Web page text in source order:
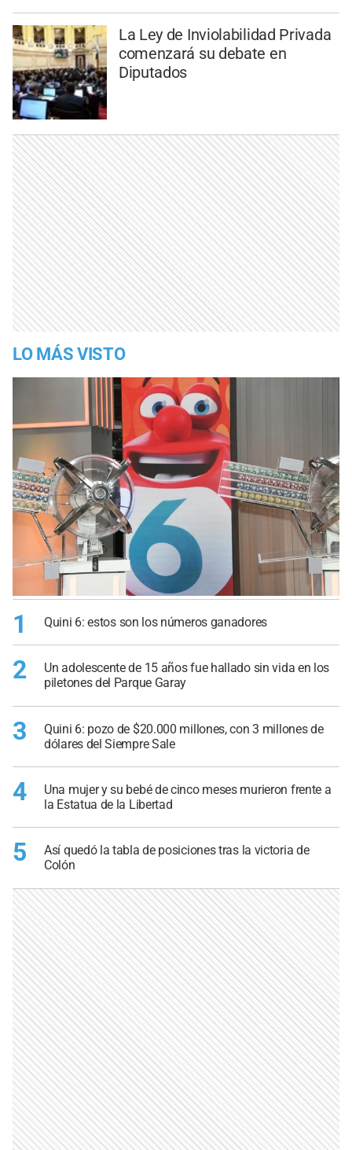
La Ley de Inviolabilidad Privada
comenzará su debate en
Diputados
LO MÁS VISTO
1 Quini 6: estos son los números ganadores
2
Un adolescente de 15 años fue hallado sin vida en los
piletones del Parque Garay
3
Quini 6: pozo de $20.000 millones, con 3 millones de
dólares del Siempre Sale
4
Una mujer y su bebé de cinco meses murieron frente a
la Estatua de la Libertad
5
Así quedó la tabla de posiciones tras la victoria de
Colón